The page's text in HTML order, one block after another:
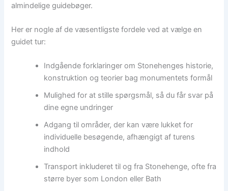
almindelige guidebøger.
Her er nogle af de væsentligste fordele ved at vælge en
guidet tur:
Indgående forklaringer om Stonehenges historie,
konstruktion og teorier bag monumentets formål
Mulighed for at stille spørgsmål, så du får svar på
dine egne undringer
Adgang til områder, der kan være lukket for
individuelle besøgende, afhængigt af turens
indhold
Transport inkluderet til og fra Stonehenge, ofte fra
større byer som London eller Bath